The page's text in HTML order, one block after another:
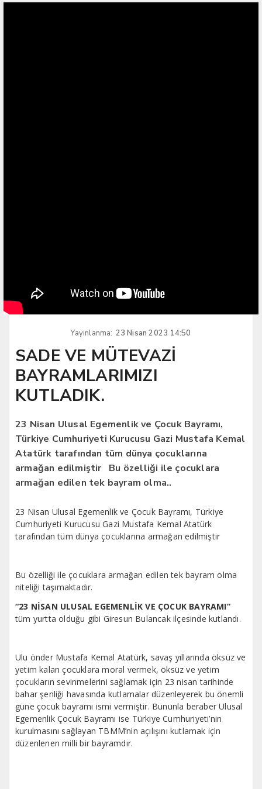
Yayınlanma: 23 Nisan 2023 14:50
SADE VE MÜTEVAZİ
BAYRAMLARIMIZI
KUTLADIK.
23 Nisan Ulusal Egemenlik ve Çocuk Bayramı,
Türkiye Cumhuriyeti Kurucusu Gazi Mustafa Kemal
Atatürk tarafından tüm dünya çocuklarına
armağan edilmiştir Bu özelliği ile çocuklara
armağan edilen tek bayram olma..
23 Nisan Ulusal Egemenlik ve Çocuk Bayramı, Türkiye
Cumhuriyeti Kurucusu Gazi Mustafa Kemal Atatürk
tarafından tüm dünya çocuklarına armağan edilmiştir
Bu özelliği ile çocuklara armağan edilen tek bayram olma
niteliği taşımaktadır.
“23 NİSAN ULUSAL EGEMENLİK VE ÇOCUK BAYRAMI”
tüm yurtta olduğu gibi Giresun Bulancak ilçesinde kutlandı.
Ulu önder Mustafa Kemal Atatürk, savaş yıllarında öksüz ve
yetim kalan çocuklara moral vermek, öksüz ve yetim
çocukların sevinmelerini sağlamak için 23 nisan tarihinde
bahar şenliği havasında kutlamalar düzenleyerek bu önemli
güne çocuk bayramı ismi vermiştir. Bununla beraber Ulusal
Egemenlik Çocuk Bayramı ise Türkiye Cumhuriyeti’nin
kurulmasını sağlayan TBMM’nin açılışını kutlamak için
düzenlenen milli bir bayramdır.